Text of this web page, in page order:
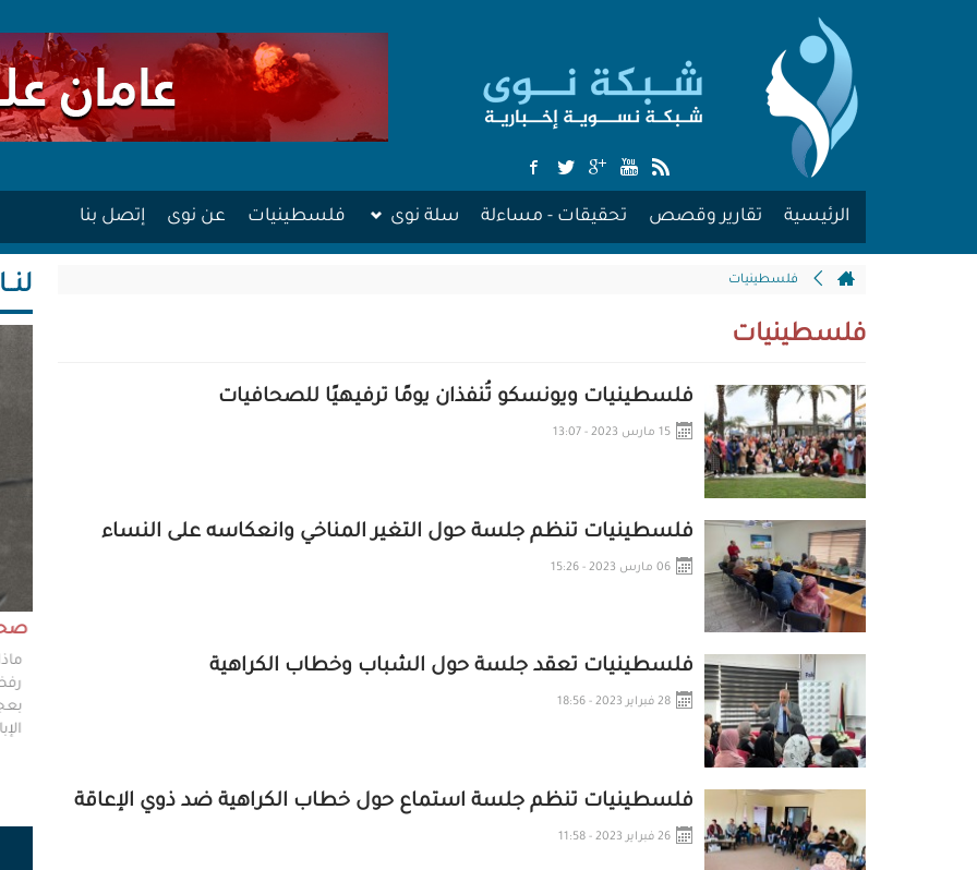
الرئيسية تقارير وقصص تحقيقات - مساءلة سلة نوى فلسطينيات عن نوى إتصل بنا
فلسطينيات
فلسطينيات
فلسطينيات ويونسكو تُنفذان يومًا ترفيهيًا للصحافيات
15 مارس 2023 - 13:07
فلسطينيات تنظم جلسة حول التغير المناخي وانعكاسه على النساء
06 مارس 2023 - 15:26
فلسطينيات تعقد جلسة حول الشباب وخطاب الكراهية
28 فبراير 2023 - 18:56
فلسطينيات تنظم جلسة استماع حول خطاب الكراهية ضد ذوي الإعاقة
26 فبراير 2023 - 11:58
ليس مطلوباً من الصحفي أن يكون مخططًا إستراتيجيًا